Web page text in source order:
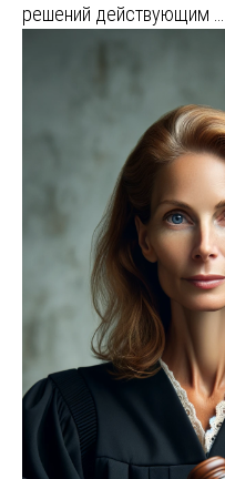
решений действующим …